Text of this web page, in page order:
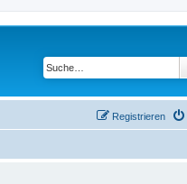
Registrieren